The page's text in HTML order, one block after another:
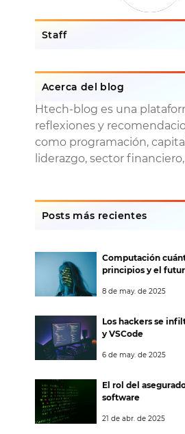
Staff
Acerca del blog
Htech-blog es una
reflexiones y
como programación,
liderazgo, sector
Posts más recientes
Computación
principios y el
8 de may. de 2025
Los hackers se
y VSCode
6 de may. de 2025
El rol del
software
21 de abr. de 2025